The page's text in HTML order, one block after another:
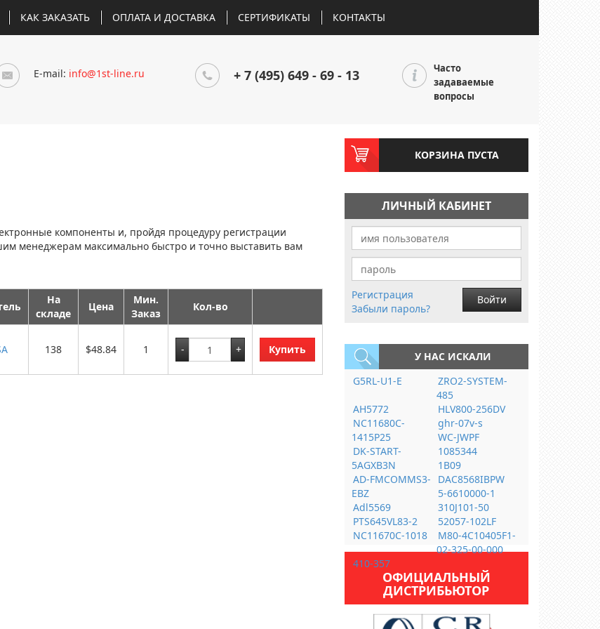
КАК ЗАКАЗАТЬ ОПЛАТА И ДОСТАВКА СЕРТИФИКАТЫ КОНТАКТЫ
E-mail: info@1st-line.ru + 7 (495) 649 - 69 - 13
Часто
задаваемые
вопросы
компоненты и, пройдя процедуру регистрации
менеджерам максимально быстро и точно выставить вам
На
складе
Цена
Мин.
Заказ
Кол-во
138 $48.84 1 Купить
КОРЗИНА ПУСТА
ЛИЧНЫЙ КАБИНЕТ
Регистрация
Забыли пароль?
Войти
У НАС ИСКАЛИ
G5RL-U1-E
ZRO2-SYSTEM-
485
AH5772
HLV800-256DV
NC11680C-
1415P25
ghr-07v-s
WC-JWPF
DK-START-
5AGXB3N
1085344
1B09
AD-FMCOMMS3-
EBZ
DAC8568IBPW
5-6610000-1
Adl5569
310J101-50
PTS645VL83-2
52057-102LF
NC11670C-1018
M80-4C10405F1-
02-325-00-000
410-357
ОФИЦИАЛЬНЫЙ
ДИСТРИБЬЮТОР